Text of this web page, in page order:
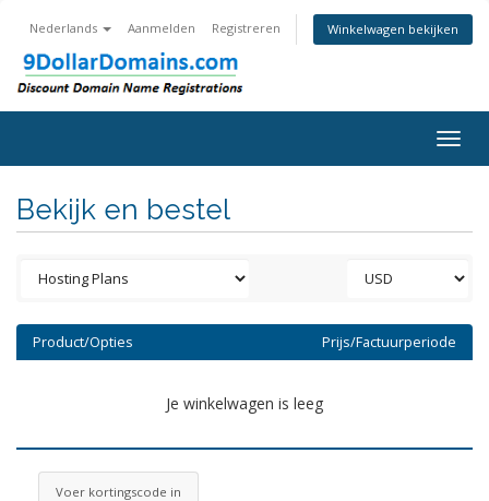
Nederlands Aanmelden Registreren Winkelwagen bekijken
Bekijk en bestel
Product/Opties Prijs/Factuurperiode
Je winkelwagen is leeg
Voer kortingscode in